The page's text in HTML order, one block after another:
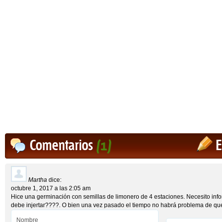
Comentarios(1)
Martha dice:
octubre 1, 2017 a las 2:05 am
Hice una germinación con semillas de limonero de 4 estaciones. Necesito
debe injertar????. O bien una vez pasado el tiempo no habrá problema de